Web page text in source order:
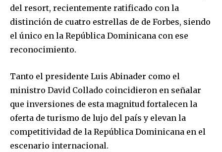
del resort, recientemente ratificado con la
distinción de cuatro estrellas de de Forbes, siendo
el único en la República Dominicana con ese
reconocimiento.
Tanto el presidente Luis Abinader como el
ministro David Collado coincidieron en señalar
que inversiones de esta magnitud fortalecen la
oferta de turismo de lujo del país y elevan la
competitividad de la República Dominicana en el
escenario internacional.